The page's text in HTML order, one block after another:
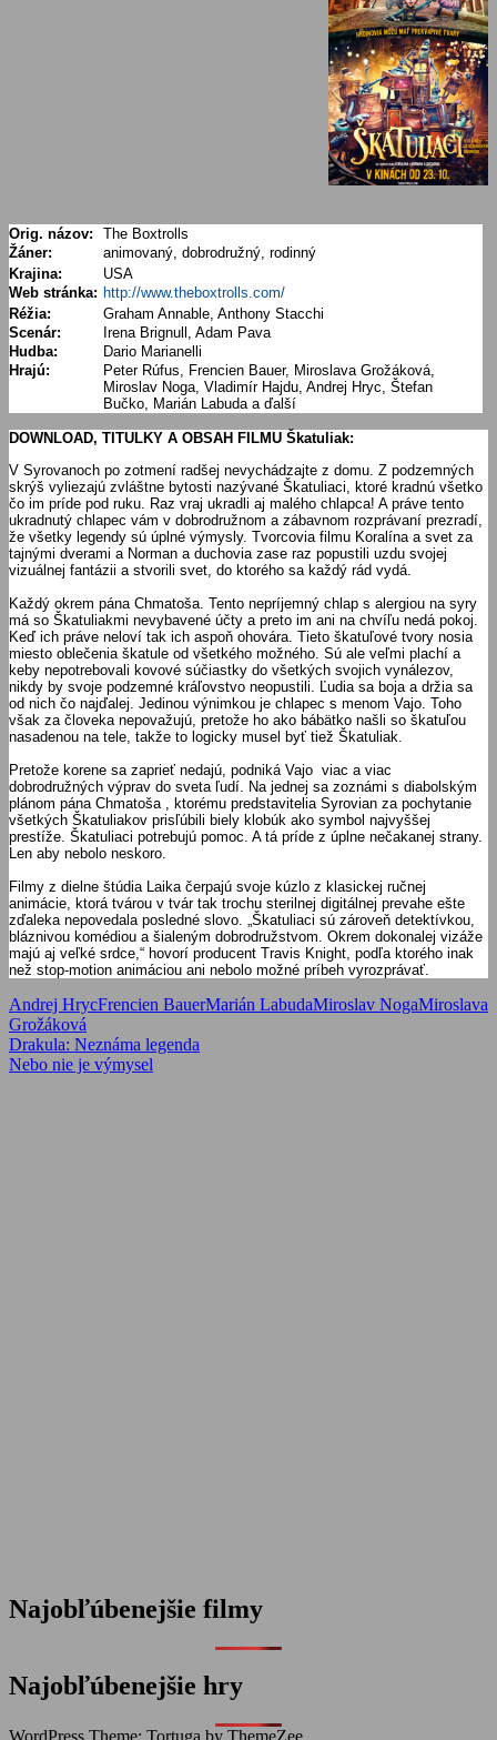
Orig. názov:
The Boxtrolls
Žáner:
animovaný, dobrodružný, rodinný
Krajina:
USA
Web stránka: http://www.theboxtrolls.com/
Réžia:
Graham Annable, Anthony Stacchi
Scenár:
Irena Brignull, Adam Pava
Hudba:
Dario Marianelli
Hrajú:
Peter Rúfus, Frencien Bauer, Miroslava Grožáková,
Miroslav Noga, Vladimír Hajdu, Andrej Hryc, Štefan
Bučko, Marián Labuda a ďalší
DOWNLOAD, TITULKY A OBSAH FILMU Škatuliak:
V Syrovanoch po zotmení radšej nevychádzajte z domu. Z podzemných
skrýš vyliezajú zvláštne bytosti nazývané Škatuliaci, ktoré kradnú všetko
čo im príde pod ruku. Raz vraj ukradli aj malého chlapca! A práve tento
ukradnutý chlapec vám v dobrodružnom a zábavnom rozprávaní prezradí,
že všetky legendy sú úplné výmysly. Tvorcovia filmu Koralína a svet za
tajnými dverami a Norman a duchovia zase raz popustili uzdu svojej
vizuálnej fantázii a stvorili svet, do ktorého sa každý rád vydá.
Každý okrem pána Chmatoša. Tento nepríjemný chlap s alergiou na syry
má so Škatuliakmi nevybavené účty a preto im ani na chvíľu nedá pokoj.
Keď ich práve neloví tak ich aspoň ohovára. Tieto škatuľové tvory nosia
miesto oblečenia škatule od všetkého možného. Sú ale veľmi plachí a
keby nepotrebovali kovové súčiastky do všetkých svojich vynálezov,
nikdy by svoje podzemné kráľovstvo neopustili. Ľudia sa boja a držia sa
od nich čo najďalej. Jedinou výnimkou je chlapec s menom Vajo. Toho
však za človeka nepovažujú, pretože ho ako bábätko našli so škatuľou
nasadenou na tele, takže to logicky musel byť tiež Škatuliak.
Pretože korene sa zaprieť nedajú, podniká Vajo viac a viac
dobrodružných výprav do sveta ľudí. Na jednej sa zoznámi s diabolským
plánom pána Chmatoša , ktorému predstavitelia Syrovian za pochytanie
všetkých Škatuliakov prisľúbili biely klobúk ako symbol najvyššej
prestíže. Škatuliaci potrebujú pomoc. A tá príde z úplne nečakanej strany.
Len aby nebolo neskoro.
Filmy z dielne štúdia Laika čerpajú svoje kúzlo z klasickej ručnej
animácie, ktorá tvárou v tvár tak trochu sterilnej digitálnej prevahe ešte
zďaleka nepovedala posledné slovo. „Škatuliaci sú zároveň detektívkou,
bláznivou komédiou a šialeným dobrodružstvom. Okrem dokonalej vizáže
majú aj veľké srdce,“ hovorí producent Travis Knight, podľa ktorého inak
než stop-motion animáciou ani nebolo možné príbeh vyrozprávať.
Andrej HrycFrencien BauerMarián LabudaMiroslav NogaMiroslava
Grožáková
Navigácia
v
Previous
Post:
Drakula: Neznáma legenda
Next
Nebo nie je výmysel
Najobľúbenejšie filmy
Najobľúbenejšie hry